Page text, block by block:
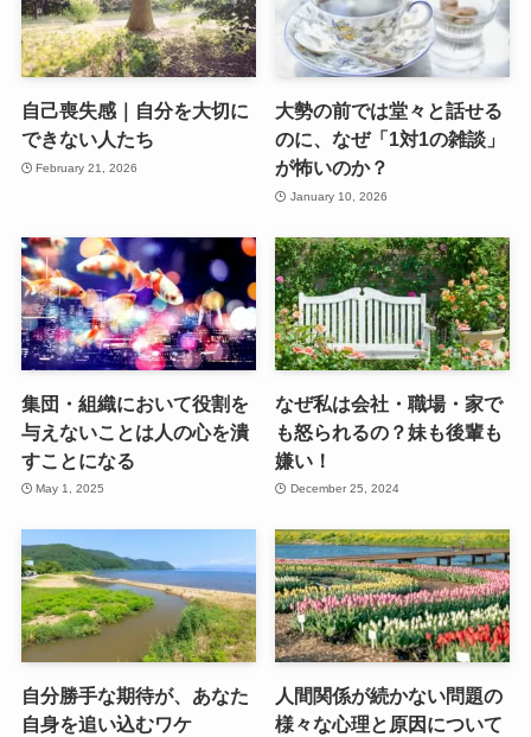
自己喪失感｜自分を大切に
できない人たち
February 21, 2026
大勢の前では堂々と話せる
のに、なぜ「1対1の雑談」
が怖いのか？
January 10, 2026
集団・組織において役割を
与えないことは人の心を潰
すことになる
May 1, 2025
なぜ私は会社・職場・家で
も怒られるの？妹も後輩も
嫌い！
December 25, 2024
自分勝手な期待が、あなた
自身を追い込むワケ
人間関係が続かない問題の
様々な心理と原因について